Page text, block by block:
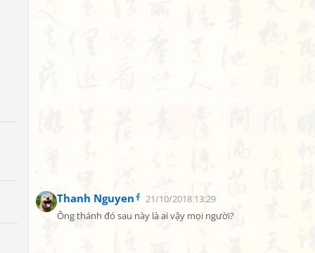
Thanh Nguyen
21/10/2018 13:29
Ông thánh đó sau này là ai vậy mọi người?